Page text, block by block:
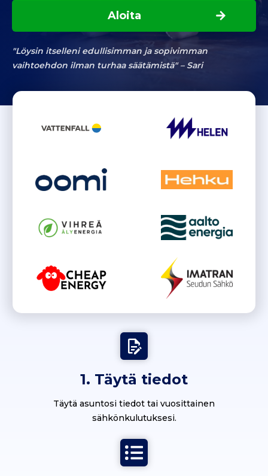
Aloita
"Löysin itselleni edullisimman ja sopivimman
vaihtoehdon ilman turhaa säätämistä" – Sari
1. Täytä tiedot
Täytä asuntosi tiedot tai vuosittainen
sähkönkulutuksesi.